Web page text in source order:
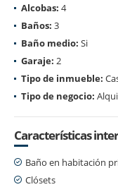
Alcobas: 4
Baños: 3
Baño medio: Si
Garaje: 2
Tipo de inmueble:
Tipo de negocio:
Características
Baño en habitación
Clósets